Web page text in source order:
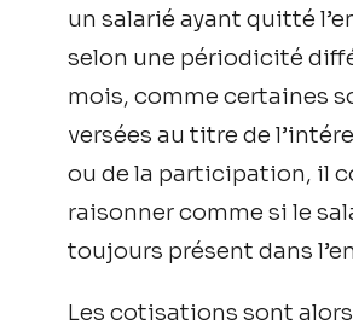
un salarié ayant quitté
selon une périodicité
mois, comme certaines
versées au titre de
ou de la participation, il
raisonner comme si le
toujours présent dans
Les cotisations sont